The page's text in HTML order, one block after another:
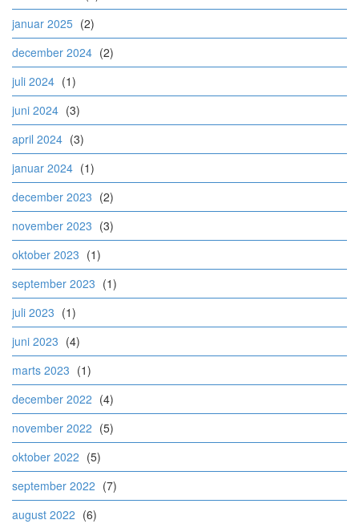
januar 2025 (2)
december 2024 (2)
juli 2024 (1)
juni 2024 (3)
april 2024 (3)
januar 2024 (1)
december 2023 (2)
november 2023 (3)
oktober 2023 (1)
september 2023 (1)
juli 2023 (1)
juni 2023 (4)
marts 2023 (1)
december 2022 (4)
november 2022 (5)
oktober 2022 (5)
september 2022 (7)
august 2022 (6)